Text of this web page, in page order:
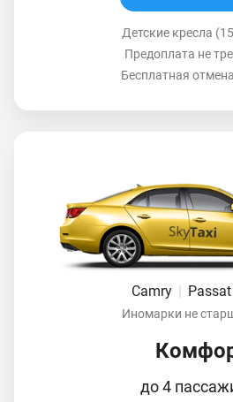
Детские кресла
Предоплата не
Бесплатная
Camry Passat
Иномарки не
до 4